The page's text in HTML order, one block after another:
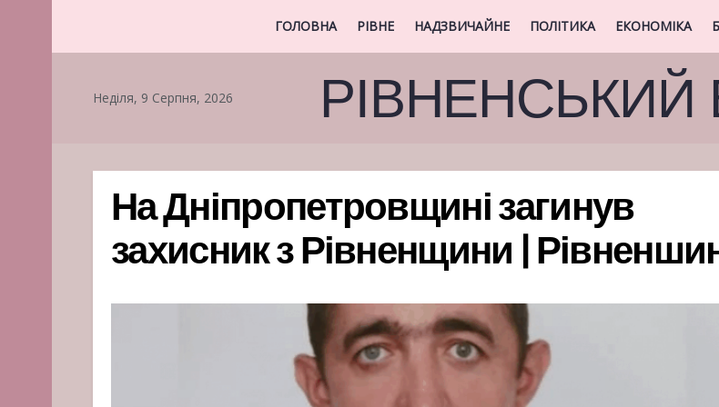
ГОЛОВНА РІВНЕ НАДЗВИЧАЙНЕ ПОЛІТИКА ЕКОНОМІКА
Неділя, 9 Серпня, 2026 РІВНЕНСЬКИЙ
На Дніпропетровщині загинув
захисник з Рівненщини |